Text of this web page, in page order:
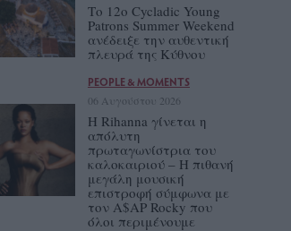
Το 12ο Cycladic Young
Patrons Summer Weekend
ανέδειξε την αυθεντική
πλευρά της Κύθνου
PEOPLE & MOMENTS
06 Αυγούστου 2026
Η Rihanna γίνεται η
απόλυτη
πρωταγωνίστρια του
καλοκαιριού – Η πιθανή
μεγάλη μουσική
επιστροφή σύμφωνα με
τον A$AP Rocky που
όλοι περιμένουμε